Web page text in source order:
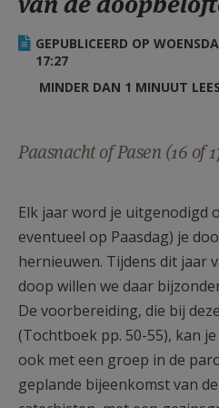
AANMELDEN OF
GEPUBLICEERD OP
17:27
MINDER DAN 1 MINUUT
Paasnacht of Pasen (16 of
Elk jaar word je uitgenodigd
eventueel op Paasdag) je
hernieuwen. Tijdens dit jaar
doop willen we daar
De voorbereiding, die bij
(Tochtboek pp. 50-55), kan
ook met een groep in de
geplande bijeenkomst van